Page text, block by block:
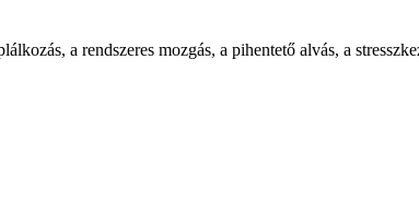
a rendszeres mozgás, a pihentető alvás, a